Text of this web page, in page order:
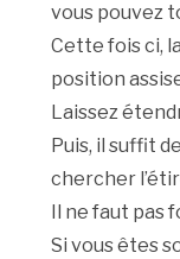
vous pouvez
Cette fois ci,
position
Laissez
Puis, il suffit
chercher
Il ne faut
Si vous êtes